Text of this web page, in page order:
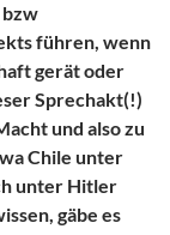
bzw
führen, wenn
gerät oder
Sprechakt(!)
und also zu
Chile unter
unter Hitler
gäbe es